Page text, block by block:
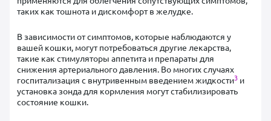
таких как тошнота и дискомфорт в желудке.
В зависимости от симптомов, которые наблюдаются у
вашей кошки, могут потребоваться другие лекарства,
такие как стимуляторы аппетита и препараты для
снижения артериального давления. Во многих случаях
госпитализация с внутривенным введением жидкости3 и
установка зонда для кормления могут стабилизировать
состояние кошки.